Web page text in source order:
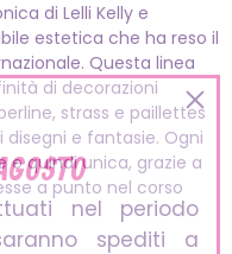
di Lelli Kelly e
estetica che ha reso il
Questa linea
di decorazioni
strass e paillettes
e fantasie. Ogni
quindi unica, grazie a
a punto nel corso
nel periodo
spediti a